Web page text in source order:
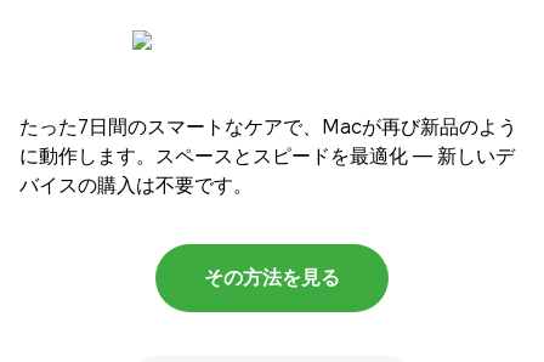
たった7日間のスマートなケアで、Macが再び新品のよう
に動作します。スペースとスピードを最適化 — 新しいデ
バイスの購入は不要です。
その方法を見る